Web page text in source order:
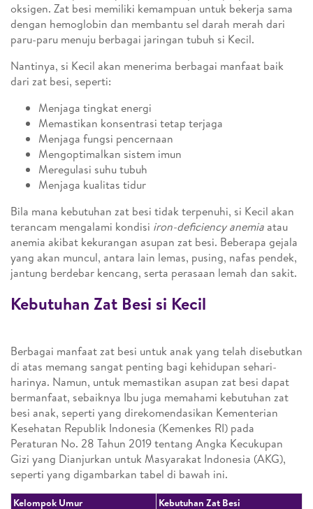
oksigen. Zat besi memiliki kemampuan untuk bekerja sama
dengan hemoglobin dan membantu sel darah merah dari
paru-paru menuju berbagai jaringan tubuh si Kecil.
Nantinya, si Kecil akan menerima berbagai manfaat baik
dari zat besi, seperti:
Menjaga tingkat energi
Memastikan konsentrasi tetap terjaga
Menjaga fungsi pencernaan
Mengoptimalkan sistem imun
Meregulasi suhu tubuh
Menjaga kualitas tidur
Bila mana kebutuhan zat besi tidak terpenuhi, si Kecil akan
terancam mengalami kondisi iron-deficiency anemiaatau
anemia akibat kekurangan asupan zat besi. Beberapa gejala
yang akan muncul, antara lain lemas, pusing, nafas pendek,
jantung berdebar kencang, serta perasaan lemah dan sakit.
Kebutuhan Zat Besi si Kecil
Berbagai manfaat zat besi untuk anak yang telah disebutkan
di atas memang sangat penting bagi kehidupan sehari-
harinya. Namun, untuk memastikan asupan zat besi dapat
bermanfaat, sebaiknya Ibu juga memahami kebutuhan zat
besi anak, seperti yang direkomendasikan Kementerian
Kesehatan Republik Indonesia (Kemenkes RI) pada
Peraturan No. 28 Tahun 2019 tentang Angka Kecukupan
Gizi yang Dianjurkan untuk Masyarakat Indonesia (AKG),
seperti yang digambarkan tabel di bawah ini.
Kelompok Umur
Kebutuhan Zat Besi